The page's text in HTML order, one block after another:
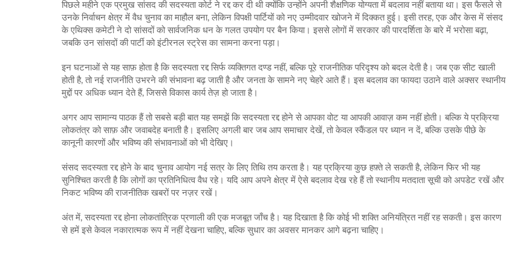
पिछले महीने एक प्रमुख सांसद की सदस्यता कोर्ट ने रद्द कर दी थी क्योंकि उन्होंने अपनी शैक्षणिक योग्यता में बदलाव नहीं बताया था। इस फैसले से
उनके निर्वाचन क्षेत्र में वैध चुनाव का माहौल बना, लेकिन विपक्षी पार्टियों को नए उम्मीदवार खोजने में दिक्कत हुई। इसी तरह, एक और केस में संसद
के एथिक्स कमेटी ने दो सांसदों को सार्वजनिक धन के गलत उपयोग पर बैन किया। इससे लोगों में सरकार की पारदर्शिता के बारे में भरोसा बढ़ा,
जबकि उन सांसदों की पार्टी को इंटीरनल स्ट्रेस का सामना करना पड़ा।
इन घटनाओं से यह साफ़ होता है कि सदस्यता रद्द सिर्फ व्यक्तिगत दण्ड नहीं, बल्कि पूरे राजनीतिक परिदृश्य को बदल देती है। जब एक सीट खाली
होती है, तो नई राजनीति उभरने की संभावना बढ़ जाती है और जनता के सामने नए चेहरे आते हैं। इस बदलाव का फायदा उठाने वाले अक्सर स्थानीय
मुद्दों पर अधिक ध्यान देते हैं, जिससे विकास कार्य तेज़ हो जाता है।
अगर आप सामान्य पाठक हैं तो सबसे बड़ी बात यह समझें कि सदस्यता रद्द होने से आपका वोट या आपकी आवाज़ कम नहीं होती। बल्कि ये प्रक्रिया
लोकतंत्र को साफ़ और जवाबदेह बनाती है। इसलिए अगली बार जब आप समाचार देखें, तो केवल स्कैंडल पर ध्यान न दें, बल्कि उसके पीछे के
कानूनी कारणों और भविष्य की संभावनाओं को भी देखिए।
संसद सदस्यता रद्द होने के बाद चुनाव आयोग नई सत्र के लिए तिथि तय करता है। यह प्रक्रिया कुछ हफ़्ते ले सकती है, लेकिन फिर भी यह
सुनिश्चित करती है कि लोगों का प्रतिनिधित्व वैध रहे। यदि आप अपने क्षेत्र में ऐसे बदलाव देख रहे हैं तो स्थानीय मतदाता सूची को अपडेट रखें और
निकट भविष्य की राजनीतिक खबरों पर नज़र रखें।
अंत में, सदस्यता रद्द होना लोकतांत्रिक प्रणाली की एक मजबूत जाँच है। यह दिखाता है कि कोई भी शक्ति अनियंत्रित नहीं रह सकती। इस कारण
से हमें इसे केवल नकारात्मक रूप में नहीं देखना चाहिए, बल्कि सुधार का अवसर मानकर आगे बढ़ना चाहिए।